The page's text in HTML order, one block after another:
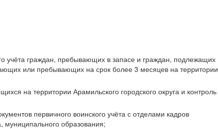
учёта граждан, пребывающих в запасе и граждан, подлежащих
или пребывающих на срок более 3 месяцев на территории
на территории Арамильского городского округа и контроль
первичного воинского учёта с отделами кадров
муниципального образования;